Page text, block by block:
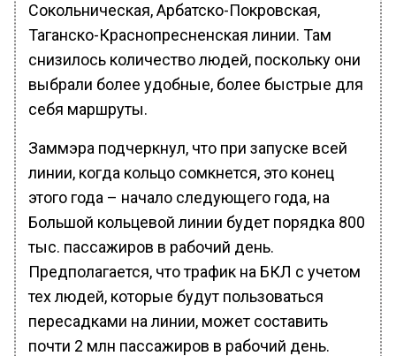
Сокольническая, Арбатско-Покровская,
Таганско-Краснопресненская линии. Там
снизилось количество людей, поскольку они
выбрали более удобные, более быстрые для
себя маршруты.
Заммэра подчеркнул, что при запуске всей
линии, когда кольцо сомкнется, это конец
этого года – начало следующего года, на
Большой кольцевой линии будет порядка 800
тыс. пассажиров в рабочий день.
Предполагается, что трафик на БКЛ с учетом
тех людей, которые будут пользоваться
пересадками на линии, может составить
почти 2 млн пассажиров в рабочий день.